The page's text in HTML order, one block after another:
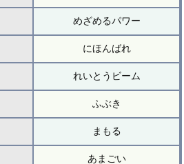
めざめるパワー
にほんばれ
れいとうビーム
ふぶき
まもる
あまごい